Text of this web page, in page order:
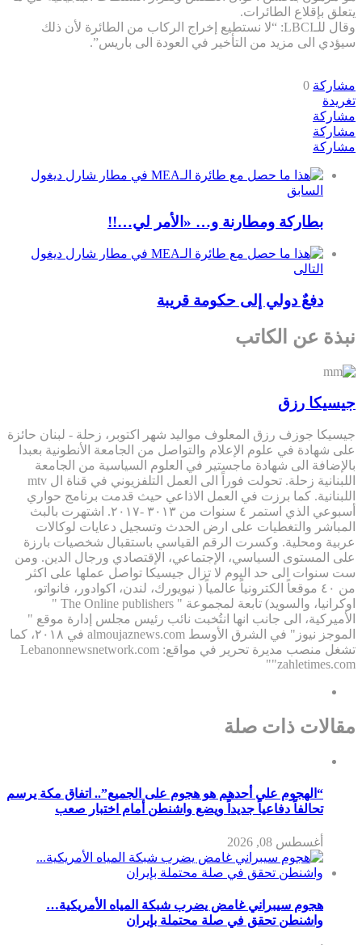
يتعلق بإقلاع الطائرات.
وقال للـLBCI: “لا نستطيع إخراج الركاب من الطائرة لأن ذلك
سيؤدي الى مزيد من التأخير في العودة الى باريس”.
مشاركة 0
تغريدة
مشاركة
مشاركة
مشاركة
السابق
بطاركة ومطارنة و… «الأمر لي…!!
التالى
دفعٌ دولي إلى حكومة قريبة
نبذة عن الكاتب
جيسيكا رزق
جيسيكا جوزف رزق المعلوف مواليد شهر اكتوبر، زحلة - لبنان حائزة
على شهادة في علوم الإعلام والتواصل من الجامعة الأنطونية بعبدا
بالإضافة الى شهادة ماجستير في العلوم السياسية من الجامعة
اللبنانية زحلة. تحولت فوراً الى العمل التلفزيوني في قناة ال mtv
اللبنانية. كما برزت في العمل الاذاعي حيث قدمت برنامج حواري
أسبوعي الذي استمر ٤ سنوات من ٣٠١٣ -٢٠١٧. اشتهرت بالبث
المباشر والتغطيات على ارض الحدث وتسجيل دعايات لوكالات
عربية ومحلية. وكسرت الرقم القياسي باستقبال شخصيات بارزة
على المستوى السياسي، الإجتماعي، الإقتصادي ورجال الدين. ومن
ست سنوات الى حد اليوم لا تزال جيسيكا تواصل عملها على اكثر
من ٤٠ موقعاً الكترونياً عالمياً ( نيويورك، لندن، اكوادور، فانواتو،
اوكرانيا، والسويد) تابعة لمجموعة " The Online publishers "
الأميركية، الى جانب انها انتُخبت نائب رئيس مجلس إدارة موقع "
الموجز نيوز" في الشرق الأوسط almoujaznews.com في ٢٠١٨، كما
تشغل منصب مديرة تحرير في مواقع: Lebanonnewsnetwork.com
"zahletimes.com"
مقالات ذات صلة
“الهجوم على أحدهم هو هجوم على الجميع”.. اتفاق مكة يرسم
تحالفاً دفاعياً جديداً ويضع واشنطن أمام اختبار صعب
أغسطس 08, 2026
هجوم سيبراني غامض يضرب شبكة المياه الأمريكية…
واشنطن تحقق في صلة محتملة بإيران